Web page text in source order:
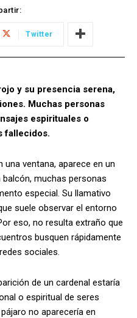
Twitter
y su presencia serena,
Muchas personas
espirituales o
fallecidos.
ventana, aparece en un
muchas personas
especial. Su llamativo
suele observar el entorno
eso, no resulta extraño que
busquen rápidamente
sociales.
de un cardenal estaría
o espiritual de seres
no aparecería en